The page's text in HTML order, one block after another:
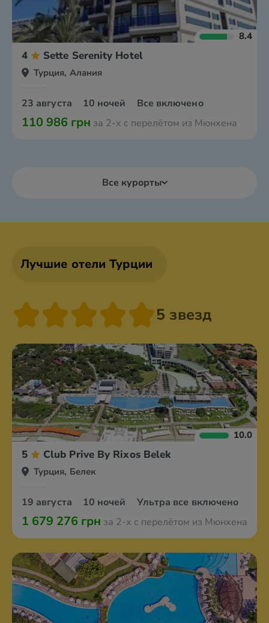
8.4
4 Sette Serenity Hotel
Турция, Алания
23 августа 10 ночей Все включено
110 986 грн за 2-х с перелётом из Мюнхена
Все курорты
Лучшие отели Турции
5 звезд
10.0
5 Club Prive By Rixos Belek
Турция, Белек
19 августа 10 ночей Ультра все включено
1 679 276 грн за 2-х с перелётом из Мюнхена